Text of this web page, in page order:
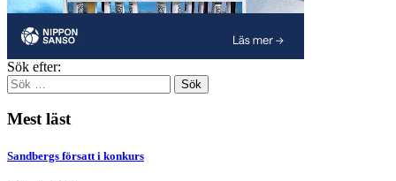
Sök efter:
Mest läst
Sandbergs försatt i konkurs